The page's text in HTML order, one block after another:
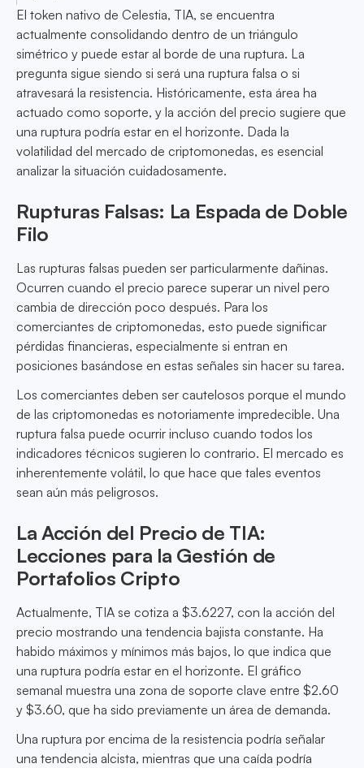
El token nativo de Celestia, TIA, se encuentra
actualmente consolidando dentro de un triángulo
simétrico y puede estar al borde de una ruptura. La
pregunta sigue siendo si será una ruptura falsa o si
atravesará la resistencia. Históricamente, esta área ha
actuado como soporte, y la acción del precio sugiere que
una ruptura podría estar en el horizonte. Dada la
volatilidad del mercado de criptomonedas, es esencial
analizar la situación cuidadosamente.
Rupturas Falsas: La Espada de Doble
Filo
Las rupturas falsas pueden ser particularmente dañinas.
Ocurren cuando el precio parece superar un nivel pero
cambia de dirección poco después. Para los
comerciantes de criptomonedas, esto puede significar
pérdidas financieras, especialmente si entran en
posiciones basándose en estas señales sin hacer su tarea.
Los comerciantes deben ser cautelosos porque el mundo
de las criptomonedas es notoriamente impredecible. Una
ruptura falsa puede ocurrir incluso cuando todos los
indicadores técnicos sugieren lo contrario. El mercado es
inherentemente volátil, lo que hace que tales eventos
sean aún más peligrosos.
La Acción del Precio de TIA:
Lecciones para la Gestión de
Portafolios Cripto
Actualmente, TIA se cotiza a $3.6227, con la acción del
precio mostrando una tendencia bajista constante. Ha
habido máximos y mínimos más bajos, lo que indica que
una ruptura podría estar en el horizonte. El gráfico
semanal muestra una zona de soporte clave entre $2.60
y $3.60, que ha sido previamente un área de demanda.
Una ruptura por encima de la resistencia podría señalar
una tendencia alcista, mientras que una caída podría